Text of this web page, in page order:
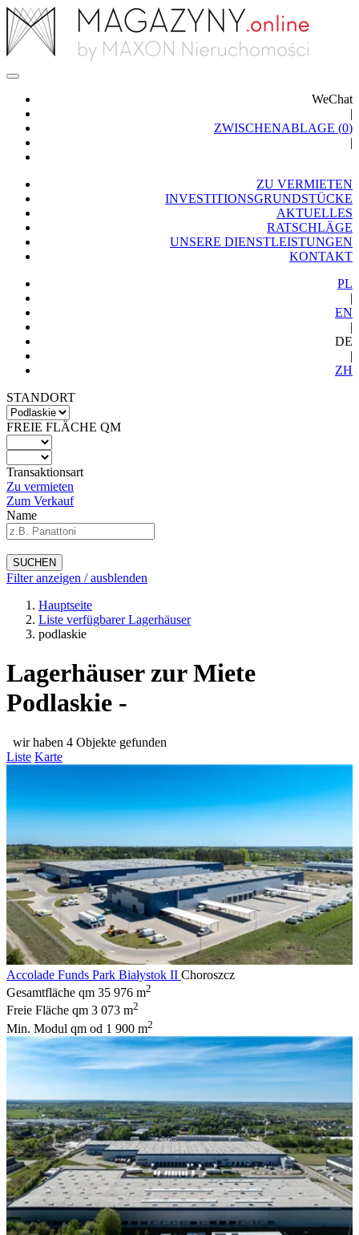
WeChat
|
ZWISCHENABLAGE (0)
|
ZU VERMIETEN
INVESTITIONSGRUNDSTÜCKE
AKTUELLES
RATSCHLÄGE
UNSERE DIENSTLEISTUNGEN
KONTAKT
PL
|
EN
|
DE
|
ZH
STANDORT
FREIE FLÄCHE QM
Transaktionsart
Zu vermieten
Zum Verkauf
Name
SUCHEN
Filter anzeigen / ausblenden
Hauptseite
Liste verfügbarer Lagerhäuser
podlaskie
Lagerhäuser zur Miete
Podlaskie -
wir haben 4 Objekte gefunden
Liste Karte
Accolade Funds Park Białystok II Choroszcz
Gesamtfläche qm 35 976 m2
Freie Fläche qm 3 073 m2
Min. Modul qm od 1 900 m2